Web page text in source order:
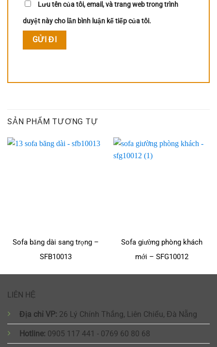
Lưu tên của tôi, email, và trang web trong trình
duyệt này cho lần bình luận kế tiếp của tôi.
SẢN PHẨM TƯƠNG TỰ
Sofa băng dài sang trọng –
SFB10013
Sofa giường phòng khách
mới – SFG10012
LIÊN HỆ
Địa chỉ VP: 26 Lý Chính Thắng, Liên Chiểu, Đà Nẵng
Hotline: 0905 117 441 - 0769 60 80 68